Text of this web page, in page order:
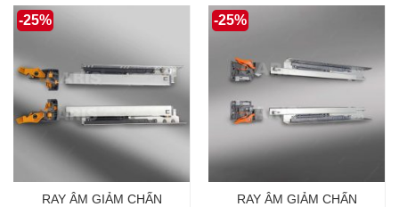
0
5
-25%
RAY ÂM GIẢM CHẤN
-25%
RAY ÂM GIẢM CHẤN